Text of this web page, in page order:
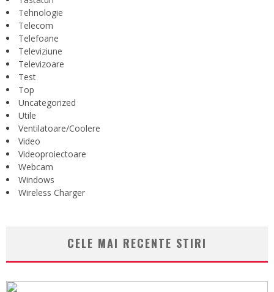
Tehnologie
Telecom
Telefoane
Televiziune
Televizoare
Test
Top
Uncategorized
Utile
Ventilatoare/Coolere
Video
Videoproiectoare
Webcam
Windows
Wireless Charger
CELE MAI RECENTE STIRI